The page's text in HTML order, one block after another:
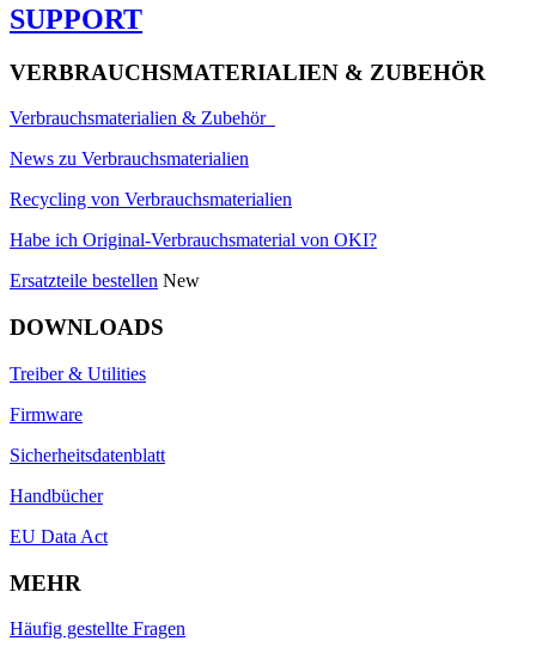
SUPPORT
VERBRAUCHSMATERIALIEN & ZUBEHÖR
Verbrauchsmaterialien & Zubehör
News zu Verbrauchsmaterialien
Recycling von Verbrauchsmaterialien
Habe ich Original-Verbrauchsmaterial von OKI?
Ersatzteile bestellen New
DOWNLOADS
Treiber & Utilities
Firmware
Sicherheitsdatenblatt
Handbücher
EU Data Act
MEHR
Häufig gestellte Fragen